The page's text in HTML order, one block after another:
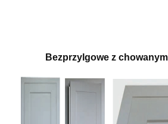
Bezprzylgowe z